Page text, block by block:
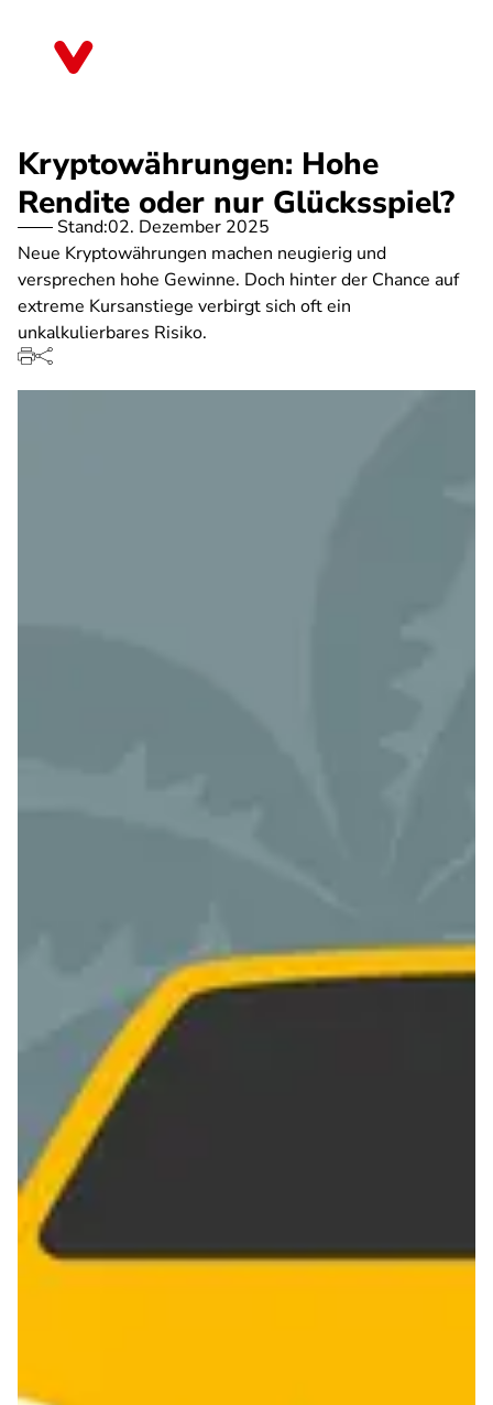
Kryptowährungen: Hohe
Rendite oder nur Glücksspiel?
Stand:02. Dezember 2025
Neue Kryptowährungen machen neugierig und
versprechen hohe Gewinne. Doch hinter der Chance auf
extreme Kursanstiege verbirgt sich oft ein
unkalkulierbares Risiko.